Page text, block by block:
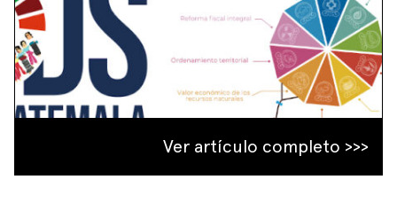
Ver artículo completo >>>